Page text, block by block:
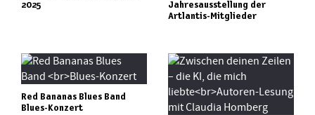
2025
Jahresausstellung der
Artlantis-Mitglieder
Red Bananas Blues Band
Blues-Konzert